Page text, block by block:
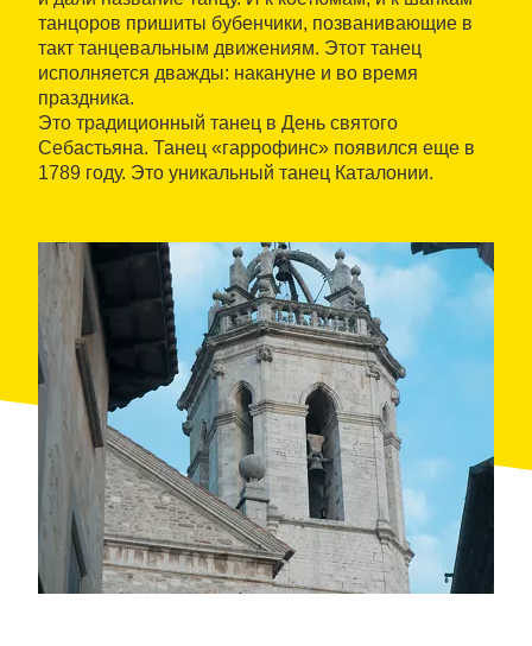
танцоров пришиты бубенчики, позванивающие в
такт танцевальным движениям. Этот танец
исполняется дважды: накануне и во время
праздника.
Это традиционный танец в День святого
Себастьяна. Танец «гаррофинс» появился еще в
1789 году. Это уникальный танец Каталонии.